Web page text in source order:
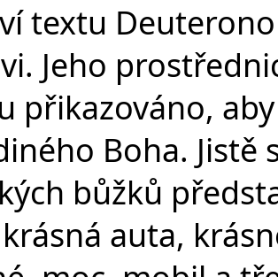
textu
Jeho
přikazováno,
Boha.
bůžků
auta,